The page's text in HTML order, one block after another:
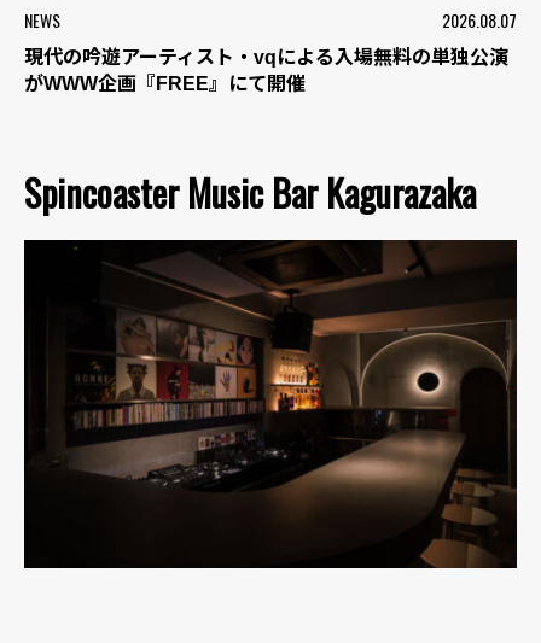
NEWS 2026.08.07
現代の吟遊アーティスト・vqによる入場無料の単独公演
がWWW企画『FREE』にて開催
Spincoaster Music Bar Kagurazaka